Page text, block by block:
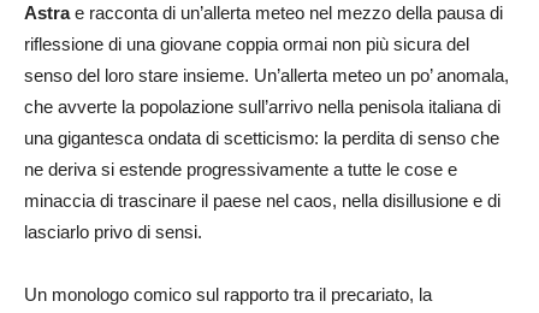
Astrae racconta di un’allerta meteo nel mezzo della pausa di
riflessione di una giovane coppia ormai non più sicura del
senso del loro stare insieme. Un’allerta meteo un po’ anomala,
che avverte la popolazione sull’arrivo nella penisola italiana di
una gigantesca ondata di scetticismo: la perdita di senso che
ne deriva si estende progressivamente a tutte le cose e
minaccia di trascinare il paese nel caos, nella disillusione e di
lasciarlo privo di sensi.
Un monologo comico sul rapporto tra il precariato, la